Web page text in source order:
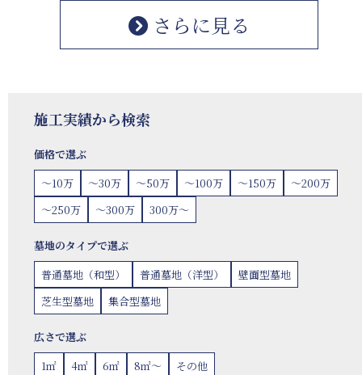
さらに見る
施工実績から検索
価格で選ぶ
〜10万
〜30万 〜50万 〜100万 〜150万
〜200万
〜250万
〜300万 300万〜
墓地のタイプで選ぶ
普通墓地（和型）
普通墓地（洋型）
壁面型墓地
芝生型墓地
集合型墓地
広さで選ぶ
1㎡
4㎡ 6㎡ 8㎡〜 その他